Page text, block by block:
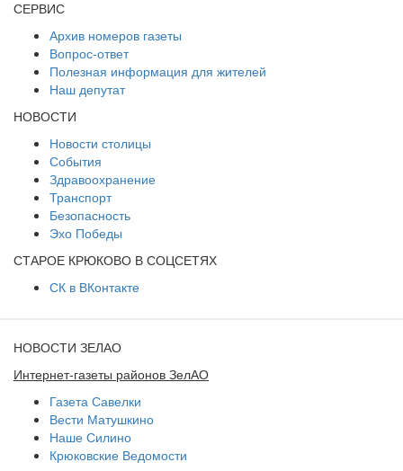
СЕРВИС
Архив номеров газеты
Вопрос-ответ
Полезная информация для жителей
Наш депутат
НОВОСТИ
Новости столицы
События
Здравоохранение
Транспорт
Безопасность
Эхо Победы
СТАРОЕ КРЮКОВО В СОЦСЕТЯХ
СК в ВКонтакте
НОВОСТИ ЗЕЛАО
Интернет-газеты районов ЗелАО
Газета Савелки
Вести Матушкино
Наше Силино
Крюковские Ведомости